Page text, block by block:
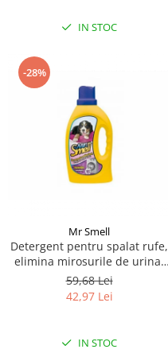
IN STOC
-28%
Mr Smell
Detergent pentru spalat rufe,
elimina mirosurile de urina,
Mr Smell, lavanda, 1L
59,68 Lei
42,97 Lei
IN STOC